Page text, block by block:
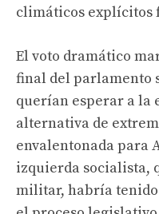
climáticos explícitos
El voto dramático
final del parlamento
querían esperar a la
alternativa de
envalentonada para
izquierda socialista,
militar, habría